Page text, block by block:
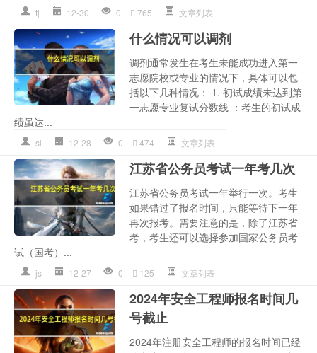
tj 12-30 0 765 文章列表
什么情况可以调剂
调剂通常发生在考生未能成功进入第一
志愿院校或专业的情况下，具体可以包
括以下几种情况： 1. 初试成绩未达到第
一志愿专业复试分数线 ：考生的初试成
绩虽达...
sl 12-28 0 474 文章列表
江苏省公务员考试一年考几次
江苏省公务员考试一年举行一次。考生
如果错过了报名时间，只能等待下一年
再次报考。需要注意的是，除了江苏省
考，考生还可以选择参加国家公务员考
试（国考）...
js 12-27 0 125 文章列表
2024年安全工程师报名时间几
号截止
2024年注册安全工程师的报名时间已经